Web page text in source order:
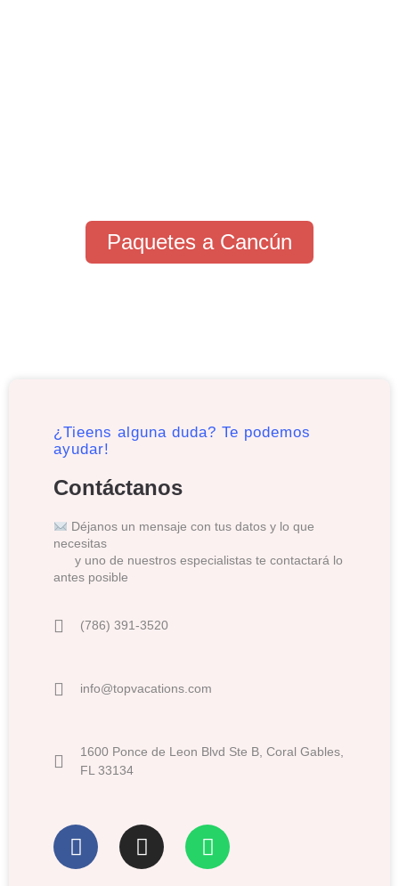
Paquetes a Cancún
¿Tieens alguna duda? Te podemos
ayudar!
Contáctanos
Déjanos un mensaje con tus datos y lo que
necesitas
y uno de nuestros especialistas te contactará lo
antes posible
(786) 391-3520
info@topvacations.com
1600 Ponce de Leon Blvd Ste B, Coral Gables,
FL 33134